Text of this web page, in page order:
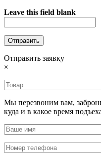
Leave this field blank
Отправить заявку
×
Мы перезвоним вам,
куда и в какое время